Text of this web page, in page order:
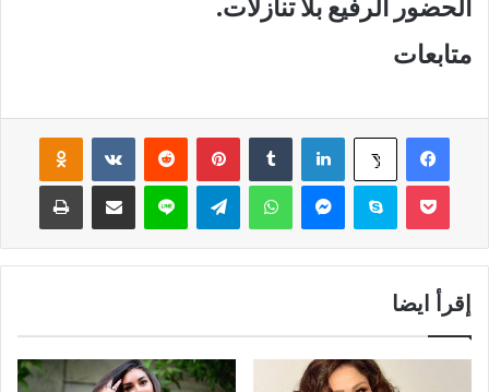
الحضور الرفيع بلا تنازلات.
متابعات
فيسبوك ‫X لينكدإن بينتيريست
سكايب واتساب لاين
إقرأ ايضا